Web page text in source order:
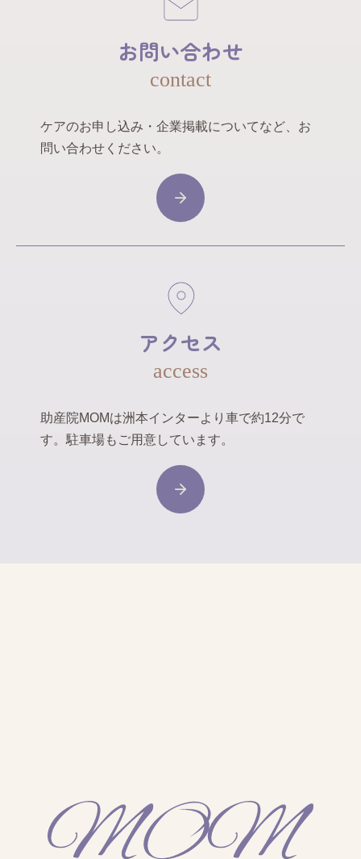
お問い合わせ
contact
ケアのお申し込み・企業掲載についてなど、お
問い合わせください。
アクセス
access
助産院MOMは洲本インターより車で約12分で
す。駐車場もご用意しています。